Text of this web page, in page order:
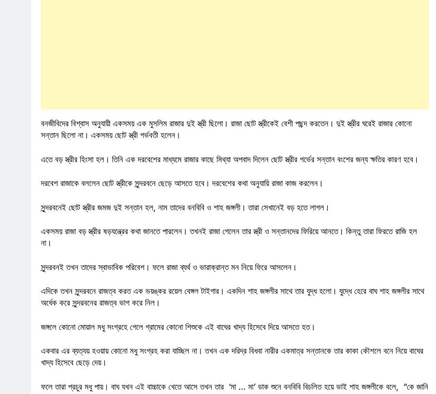
বনজীবিদের বিশ্বাস অনুযায়ী একসময় এক মুসলিম রাজার দুই স্ত্রী ছিলো। রাজা ছোট স্ত্রীকেই বেশী পছন্দ করতেন। দুই স্ত্রীর ঘরেই রাজার কোনো
সন্তান ছিলো না। একসময় ছোট স্ত্রী গর্ভবতী হলেন।
এতে বড় স্ত্রীর হিংসা হল। তিনি এক দরবেশের মাধ্যমে রাজার কাছে মিথ্যা অপবাদ দিলেন ছোট স্ত্রীর গর্ভের সন্তান বংশের জন্য ক্ষতির কারণ হব ে।
দরবেশ রাজাকে বললেন ছোট স্ত্রীকে সুন্দরবনে ছেড়ে আসতে হবে। দরবেশের কথা অনুযায়ি রাজা কাজ করলেন।
সুন্দরবনেই ছোট স্ত্রীর জমজ দুই সন্তান হল, নাম তাদের বনবিবি ও শাহ জঙ্গলী। তারা সেখানেই বড় হতে লাগল।
একসময় রাজা বড় স্ত্রীর ষড়যন্ত্রের কথা জানতে পারলেন। তখনই রাজা গেলেন তার স্ত্রী ও সন্তানদের ফিরিয়ে আনতে। কিন্তু তারা ফিরতে রাজি হল
না।
সুন্দরবনই তখন তাদের স্বাভাবিক পরিবেশ। ফলে রাজা ব্যর্থ ও ভারাক্রান্ত মন নিয়ে ফিরে আসলেন।
এদিকে তখন সুন্দরবনে রাজত্ব করত এক ভয়ঙ্কর রয়েল বেঙ্গল টাইগার। একদিন শাহ জঙ্গলীর সাথে তার যুদ্ধ হলো। যুদ্ধে হেরে বাঘ শাহ জঙ্গলীর সাথে
অর্ধেক করে সুন্দরবনের রাজত্ব ভাগ করে নিল।
জঙ্গলে কোনো মোয়াল মধু সংগ্রহে গেলে গ্রামের কোনো শিশুকে এই বাঘের খাদ্য হিসেবে দিয়ে আসতে হত।
একবার এর ব্যত্যয় হওয়ায় কোনো মধু সংগ্রহ করা যাচ্ছিল না। তখন এক দরিদ্র বিধবা নারীর একমাত্র সন্তানকে তার কাকা কৌশলে বনে নিয়ে বাঘের
খাদ্য হিসেবে ছেড়ে দেয়।
ফলে তারা প্রচুর মধু পায়। বাঘ যখন এই বাচ্চাকে খেতে আসে তখন তার ‘মা … মা’ ডাক শুনে বনবিবি বিচলিত হয়ে ভাই শাহ জঙ্গলীকে বলে, “কে জানি